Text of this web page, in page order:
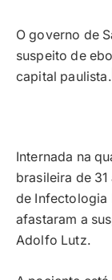
O governo de
suspeito de
capital paulista.
Internada na
brasileira de
de Infectologia
afastaram a
Adolfo Lutz.